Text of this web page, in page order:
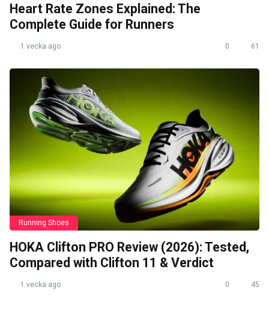
Heart Rate Zones Explained: The
Complete Guide for Runners
1 vecka ago 0 61
Running Shoes
HOKA Clifton PRO Review (2026): Tested,
Compared with Clifton 11 & Verdict
1 vecka ago 0 45